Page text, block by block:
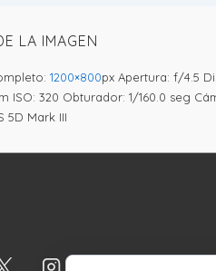
LA IMAGEN
1200×800px Apertura: f/4.5
ISO: 320 Obturador: 1/160.0 seg
5D Mark III